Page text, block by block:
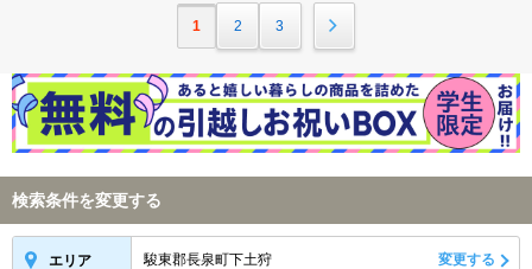
1 2 3
検索条件を変更する
エリア 駿東郡長泉町下土狩 変更する